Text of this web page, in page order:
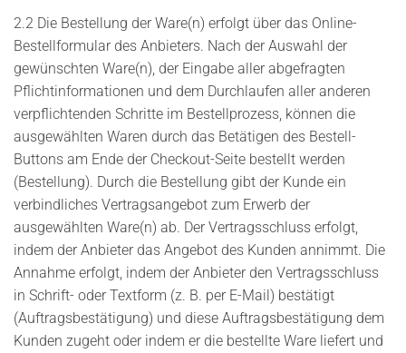
2.2 Die Bestellung der Ware(n) erfolgt über das Online-
Bestellformular des Anbieters. Nach der Auswahl der
gewünschten Ware(n), der Eingabe aller abgefragten
Pflichtinformationen und dem Durchlaufen aller anderen
verpflichtenden Schritte im Bestellprozess, können die
ausgewählten Waren durch das Betätigen des Bestell-
Buttons am Ende der Checkout-Seite bestellt werden
(Bestellung). Durch die Bestellung gibt der Kunde ein
verbindliches Vertragsangebot zum Erwerb der
ausgewählten Ware(n) ab. Der Vertragsschluss erfolgt,
indem der Anbieter das Angebot des Kunden annimmt. Die
Annahme erfolgt, indem der Anbieter den Vertragsschluss
in Schrift- oder Textform (z. B. per E-Mail) bestätigt
(Auftragsbestätigung) und diese Auftragsbestätigung dem
Kunden zugeht oder indem er die bestellte Ware liefert und